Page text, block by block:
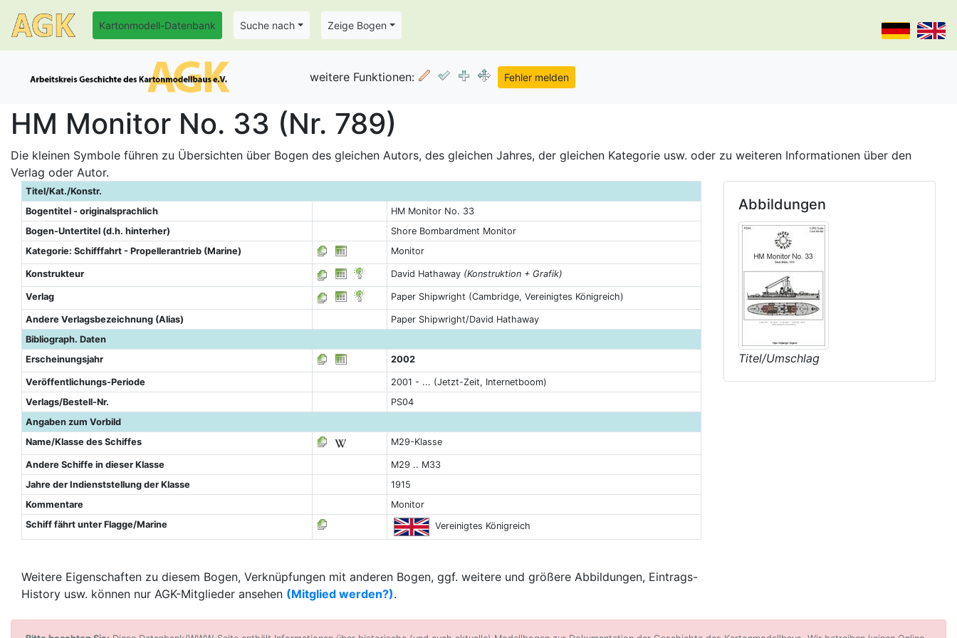
Kartonmodell-Datenbank Suche nach Zeige Bogen
weitere Funktionen:
HM Monitor No. 33 (Nr. 789)
Die kleinen Symbole führen zu Übersichten über Bogen des gleichen Autors, des gleichen Jahres, der gleichen Kategorie usw. oder zu weiteren Informationen über den
Verlag oder Autor.
Titel/Kat./Konstr.
Bogentitel - originalsprachlich
HM Monitor No. 33
Bogen-Untertitel (d.h. hinterher)
Shore Bombardment Monitor
Kategorie: Schifffahrt - Propellerantrieb (Marine)
Monitor
Konstrukteur David Hathaway (Konstruktion + Grafik)
Verlag Paper Shipwright (Cambridge, Vereinigtes Königreich)
Andere Verlagsbezeichnung (Alias)
Paper Shipwright/David Hathaway
Bibliograph. Daten
Erscheinungsjahr
2002
Veröffentlichungs-Periode
2001 - ... (Jetzt-Zeit, Internetboom)
Verlags/Bestell-Nr.
PS04
Angaben zum Vorbild
Name/Klasse des Schiffes
M29-Klasse
Andere Schiffe in dieser Klasse
M29 .. M33
Jahre der Indienststellung der Klasse
1915
Kommentare
Monitor
Schiff fährt unter Flagge/Marine
Vereinigtes Königreich
Weitere Eigenschaften zu diesem Bogen, Verknüpfungen mit anderen Bogen, ggf. weitere und größere Abbildungen, Eintrags-
History usw. können nur AGK-Mitglieder ansehen (Mitglied werden?).
Abbildungen
Titel/Umschlag